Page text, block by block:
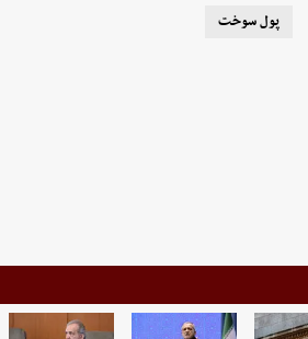
پول سوخت